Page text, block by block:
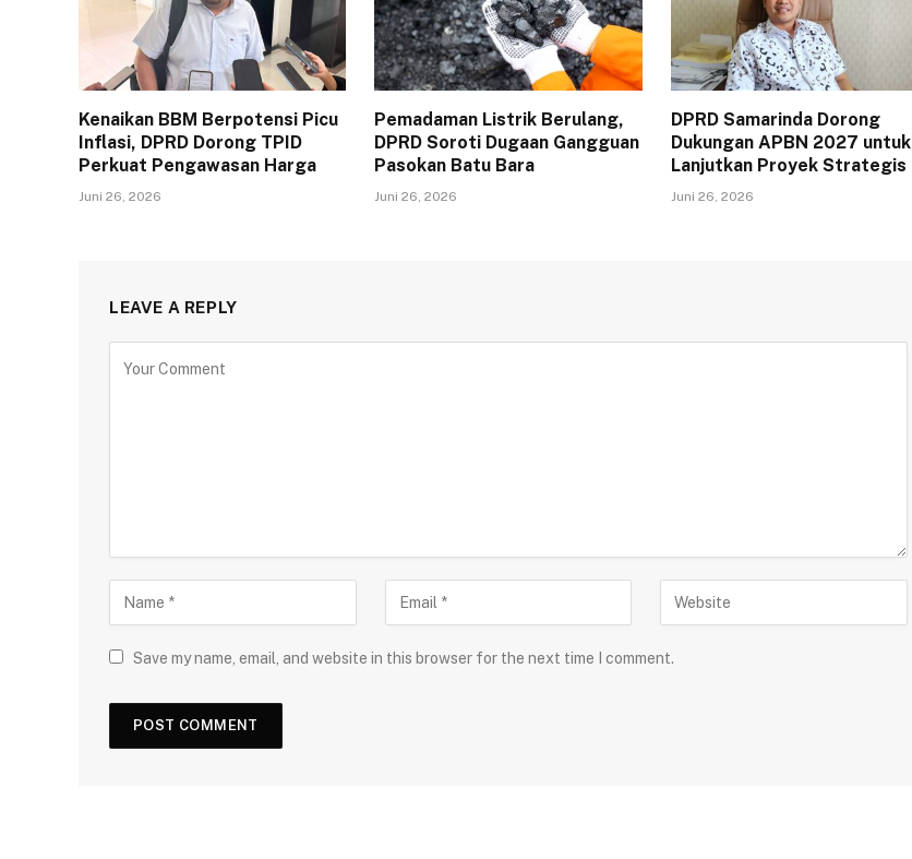
Kenaikan BBM Berpotensi Picu
Inflasi, DPRD Dorong TPID
Perkuat Pengawasan Harga
Juni 26, 2026
Pemadaman Listrik Berulang,
DPRD Soroti Dugaan Gangguan
Pasokan Batu Bara
Juni 26, 2026
DPRD Samarinda Dorong
Dukungan APBN 2027 untuk
Lanjutkan Proyek Strategis
Juni 26, 2026
LEAVE A REPLY
Save my name, email, and website in this browser for the next time I comment.